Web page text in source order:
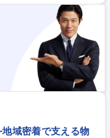
【入社後】2ヶ月間は本社
を回り、製品の仕組みや強
やベテラン社員の丁寧なOJ
年の老舗専門商社
地域密着で支える物